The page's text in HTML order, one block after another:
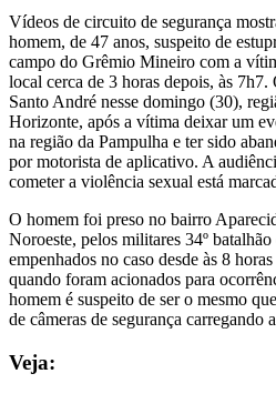
Vídeos de circuito de segurança
homem, de 47 anos, suspeito de
campo do Grêmio Mineiro com a
local cerca de 3 horas depois, às
Santo André nesse domingo (30),
Horizonte, após a vítima deixar um
na região da Pampulha e ter sido
por motorista de aplicativo. A
cometer a violência sexual está
O homem foi preso no bairro
Noroeste, pelos militares 34º
empenhados no caso desde às 8
quando foram acionados para
homem é suspeito de ser o mesmo
de câmeras de segurança carregando
Veja: